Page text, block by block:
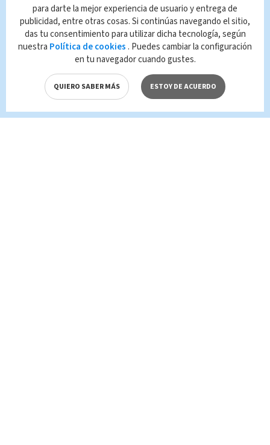
Queda prohibida la reproducción total o
parcial del contenido de esta página, mismo
que es propiedad de TELEDIARIO; su
infracción y un delito de conformidad con las
leyes aplicables.
para darte la mejor experiencia de usuario y entrega de
publicidad, entre otras cosas. Si continúas navegando el sitio,
das tu consentimiento para utilizar dicha tecnología, según
nuestra Política de cookies . Puedes cambiar la configuración
en tu navegador cuando gustes.
QUIERO SABER MÁS ESTOY DE ACUERDO